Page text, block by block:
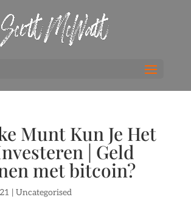
Munt Kun Je Het
| Geld
met bitcoin?
| Uncategorised